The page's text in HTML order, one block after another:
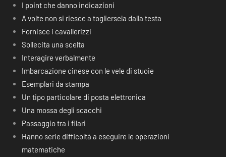
I point che danno indicazioni
A volte non si riesce a togliersela dalla testa
Fornisce i cavallerizzi
Sollecita una scelta
Interagire verbalmente
Imbarcazione cinese con le vele di stuoie
Esemplari da stampa
Un tipo particolare di posta elettronica
Una mossa degli scacchi
Passaggio tra i filari
Hanno serie difficoltà a eseguire le operazioni
matematiche